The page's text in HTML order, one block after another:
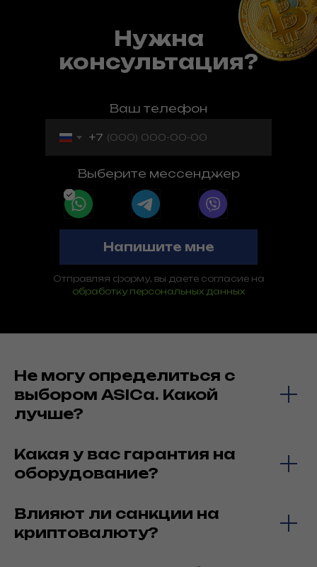
Нужна
консультация?
Ваш телефон
+7
Выберите мессенджер
Напишите мне
Отправляя форму, вы даете согласие на
обработку персональных данных
Не могу определиться с
выбором ASICa. Какой
лучше?
Какая у вас гарантия на
оборудование?
Влияют ли санкции на
криптовалюту?